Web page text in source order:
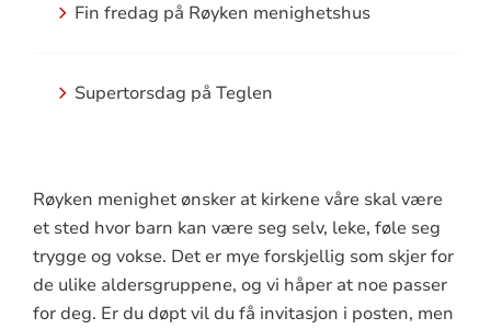
Fin fredag på Røyken menighetshus
Supertorsdag på Teglen
Røyken menighet ønsker at kirkene våre skal være
et sted hvor barn kan være seg selv, leke, føle seg
trygge og vokse. Det er mye forskjellig som skjer for
de ulike aldersgruppene, og vi håper at noe passer
for deg. Er du døpt vil du få invitasjon i posten, men